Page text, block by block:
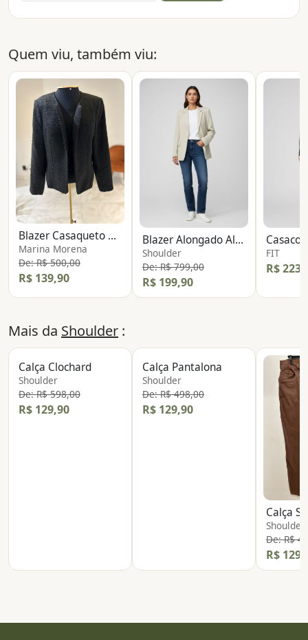
Quem viu, também viu:
Blazer Casaqueto Tipo Tweed
Marina Morena
De: R$ 500,00
R$ 139,90
Blazer Alongado Alfaiataria
Shoulder
De: R$ 799,00
R$ 199,90
Casaco
FIT
R$
Mais da Shoulder :
Calça Clochard
Shoulder
De: R$ 598,00
R$ 129,90
Calça Pantalona
Shoulder
De: R$ 498,00
R$ 129,90
Calça
Shoulder
De: R$
R$